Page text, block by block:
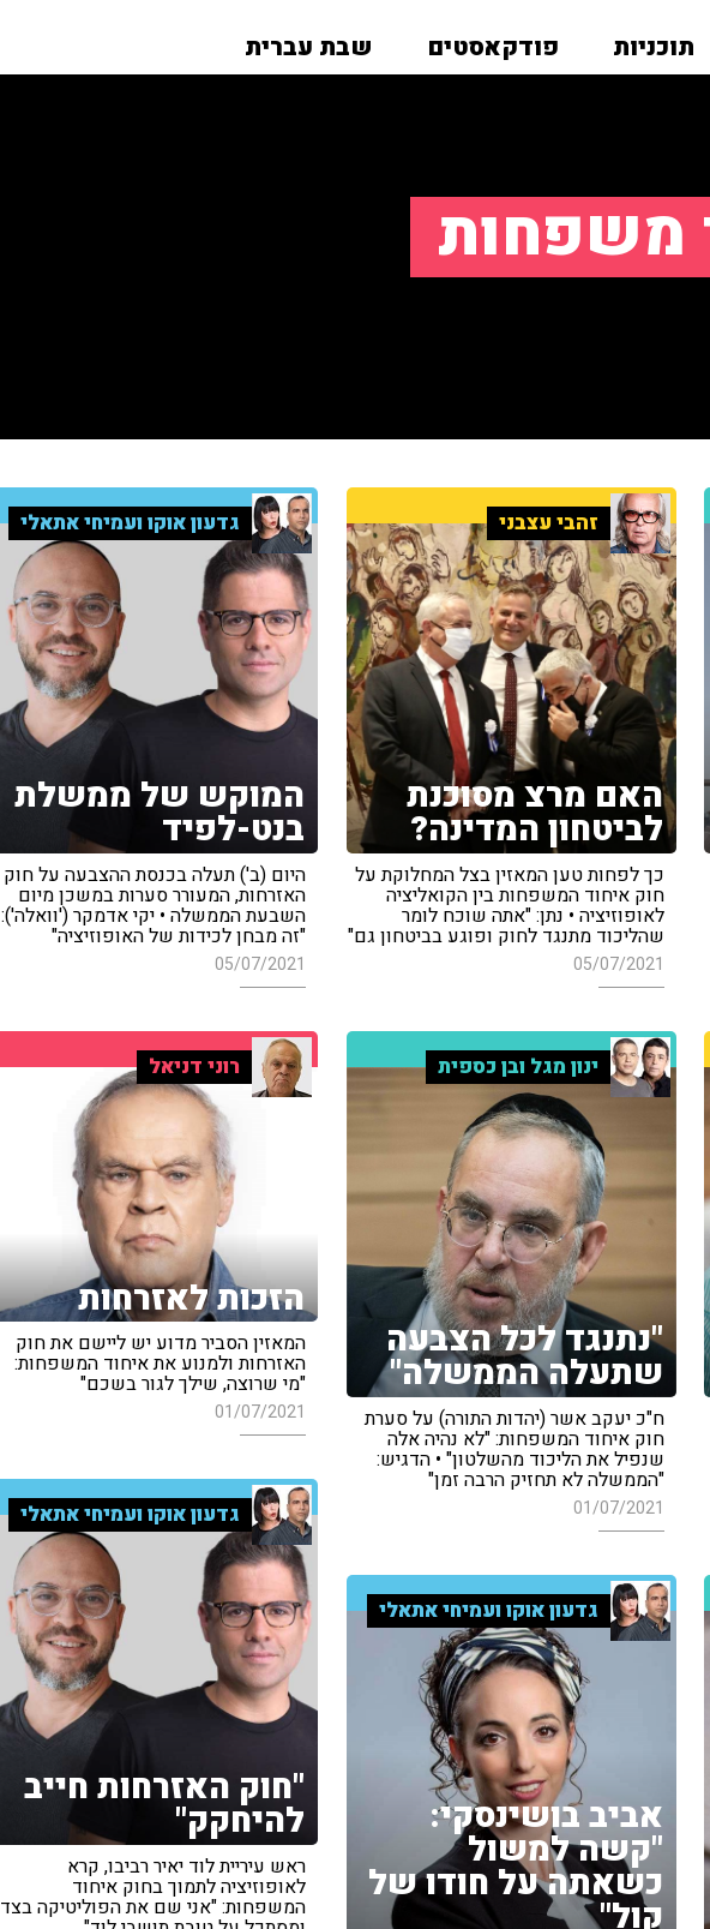
תוכניות פודקאסטים שבת עברית
משפחות
זהבי עצבני
האם מרצ מסוכנת
לביטחון המדינה?
כך לפחות טען המאזין בצל המחלוקת על
חוק איחוד המשפחות בין הקואליציה
לאופוזיציה • נתן: "אתה שוכח לומר
שהליכוד מתנגד לחוק ופוגע בביטחון גם"
05/07/2021
גדעון אוקו ועמיחי אתאלי
המוקש של ממשלת
בנט-לפיד
היום (ב') תעלה בכנסת ההצבעה על חוק
האזרחות, המעורר סערות במשכן מיום
השבעת הממשלה • יקי אדמקר ('וואלה'):
"זה מבחן לכידות של האופוזיציה"
05/07/2021
ינון מגל ובן כספית
"נתנגד לכל הצבעה
שתעלה הממשלה"
ח"כ יעקב אשר (יהדות התורה) על סערת
חוק איחוד המשפחות: "לא נהיה אלה
שנפיל את הליכוד מהשלטון" • הדגיש:
"הממשלה לא תחזיק הרבה זמן"
01/07/2021
רוני דניאל
הזכות לאזרחות
המאזין הסביר מדוע יש ליישם את חוק
האזרחות ולמנוע את איחוד המשפחות:
"מי שרוצה, שילך לגור בשכם"
01/07/2021
גדעון אוקו ועמיחי אתאלי
"חוק האזרחות חייב
להיחקק"
ראש עיריית לוד יאיר רביבו, קרא
לאופוזיציה לתמוך בחוק איחוד
המשפחות: "אני שם את הפוליטיקה בצד
גדעון אוקו ועמיחי אתאלי
אביב בושינסקי:
"קשה למשול
כשאתה על חודו של
קול"